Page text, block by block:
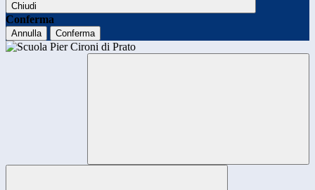
Chiudi
Conferma
Annulla Conferma